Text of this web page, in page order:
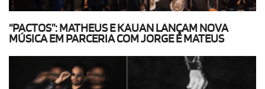
“PACTOS”: MATHEUS E KAUAN LANÇAM NOVA
MÚSICA EM PARCERIA COM JORGE E MATEUS